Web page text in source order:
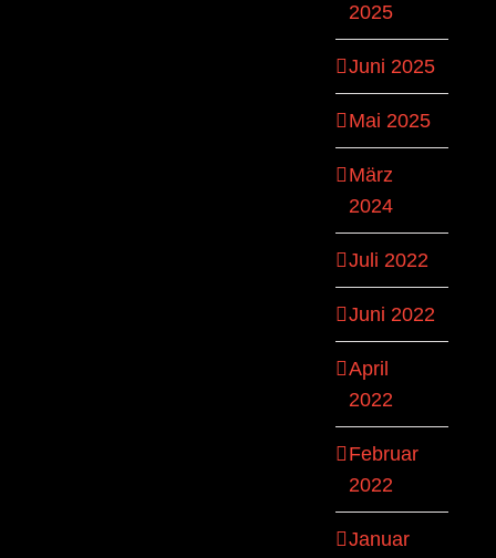
2025
Juni 2025
Mai 2025
März
2024
Juli 2022
Juni 2022
April
2022
Februar
2022
Januar